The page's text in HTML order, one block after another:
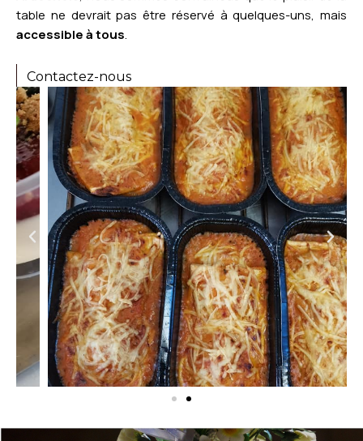
table ne devrait pas être réservé à quelques-uns, mais
accessible à tous.
Contactez-nous